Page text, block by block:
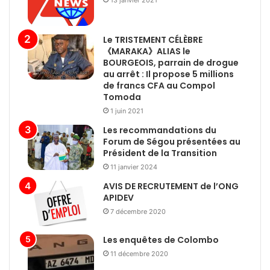
à l’honneur des festivités
3ème édition du FECAK : la
promotion de l’ancrage culturel
et artistique au cœur des
« Se racler la gorge » : un tic des
écrivains maliens ?
Festival Ogobagna : la place de
la femme dans nos sociétés
traditionnelles au cœur des
festivités
Le TRISTEMENT CÉLÈBRE
《MARAKA》ALIAS le
BOURGEOIS, parrain de drogue
au arrêt : Il propose 5 millions
de francs CFA au Compol
Tomoda
1 juin 2021
Les recommandations du
Forum de Ségou présentées au
Président de la Transition
11 janvier 2024
AVIS DE RECRUTEMENT de l’ONG
APIDEV
7 décembre 2020
Les enquêtes de Colombo
11 décembre 2020